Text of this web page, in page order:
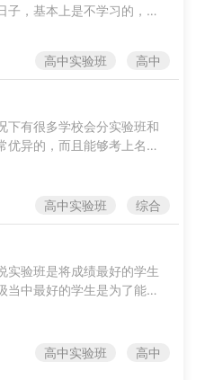
，基本上是不学习的，这
高中实验班 高中
下有很多学校会分实验班和
异的，而且能够考上名牌
高中实验班 综合
实验班是将成绩最好的学生
中最好的学生是为了能够
高中实验班 高中